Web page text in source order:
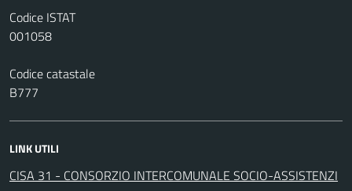
Codice ISTAT
001058
Codice catastale
B777
LINK UTILI
CISA 31 - CONSORZIO INTERCOMUNALE SOCIO-ASSISTENZI